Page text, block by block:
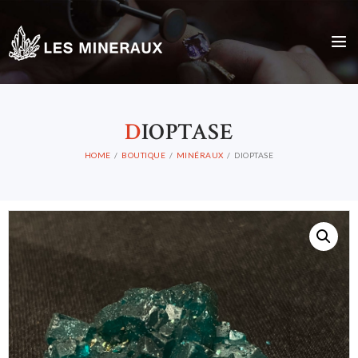
DIOPTASE
HOME BOUTIQUE MINÉRAUX DIOPTASE